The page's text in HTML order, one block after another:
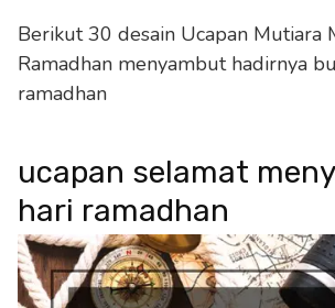
Berikut 30 desain Ucapan Mutiara
Ramadhan menyambut hadirnya
ramadhan
ucapan selamat
hari ramadhan